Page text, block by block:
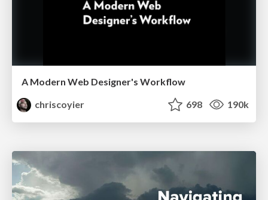
A Modern Web Designer's Workflow
chriscoyier
698 190k